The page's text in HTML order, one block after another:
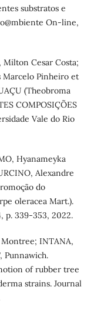
substratos e
On-line,
Milton Cesar Costa;
Marcelo Pinheiro et
(Theobroma
COMPOSIÇÕES
Vale do Rio
Hyanameyka
Alexandre
do
oleracea Mart.).
p. 339-353, 2022.
Montree; INTANA,
Punnawich.
of rubber tree
strains. Journal